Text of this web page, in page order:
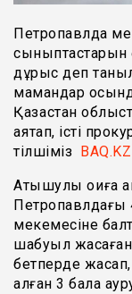
Петропавлда
сыныптастарын
дұрыс деп
мамандар
Қазақстан
аяқтап, істі
тілшіміз
BAQ.KZ
Атышулы оқиға
Петропавлдағы
мекемесіне
шабуыл
бетперде жасап,
алған 3 бала